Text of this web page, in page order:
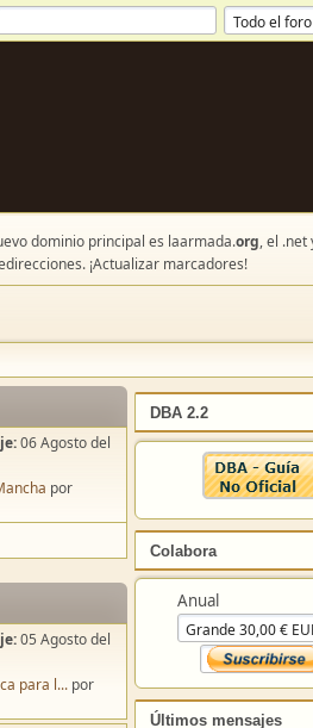
dominio principal es laarmada.org, el .net
¡Actualizar marcadores!
DBA 2.2
Colabora
Anual
06 Agosto del
por
05 Agosto del
para l... por